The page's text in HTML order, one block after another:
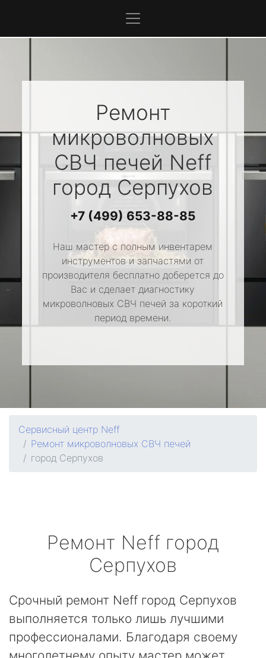
Ремонт
микроволновых
СВЧ печей Neff
город Серпухов
+7 (499) 653-88-85
Наш мастер с полным инвентарем
инструментов и запчастями от
производителя бесплатно доберется до
Вас и сделает диагностику
микроволновых СВЧ печей за короткий
период времени.
Сервисный центр Neff
Ремонт микроволновых СВЧ печей
город Серпухов
Ремонт Neff город
Серпухов
Срочный ремонт Neff город Серпухов
выполняется только лишь лучшими
профессионалами. Благодаря своему